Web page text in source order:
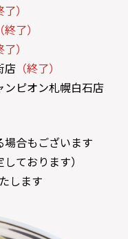
了）
（終了）
了）
店 （終了）
ンピオン札幌白石店
合もございます
ております）
します